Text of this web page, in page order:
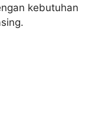
kebutuhan